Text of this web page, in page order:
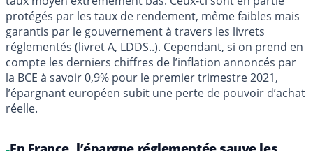
protégés par les taux de rendement, même faibles mais
garantis par le gouvernement à travers les livrets
réglementés (livret A, LDDS..). Cependant, si on prend en
compte les derniers chiffres de l’inflation annoncés par
la BCE à savoir 0,9% pour le premier trimestre 2021,
l’épargnant européen subit une perte de pouvoir d’achat
réelle.